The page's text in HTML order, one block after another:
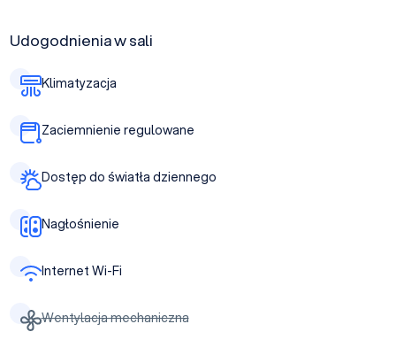
Udogodnienia w sali
Klimatyzacja
Zaciemnienie regulowane
Dostęp do światła dziennego
Nagłośnienie
Internet Wi-Fi
Wentylacja mechaniczna